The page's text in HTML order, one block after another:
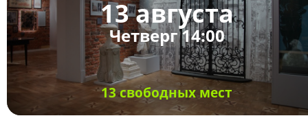
13 августа
Четверг 14:00
13 свободных мест